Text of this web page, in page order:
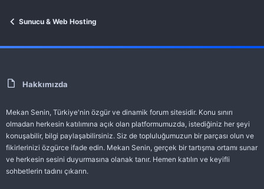
Sunucu & Web Hosting
Hakkımızda
Mekan Senin, Türkiye'nin özgür ve dinamik forum sitesidir. Konu sınırı
olmadan herkesin katılımına açık olan platformumuzda, istediğiniz her şeyi
konuşabilir, bilgi paylaşabilirsiniz. Siz de topluluğumuzun bir parçası olun ve
fikirlerinizi özgürce ifade edin. Mekan Senin, gerçek bir tartışma ortamı sunar
ve herkesin sesini duyurmasına olanak tanır. Hemen katılın ve keyifli
sohbetlerin tadını çıkarın.